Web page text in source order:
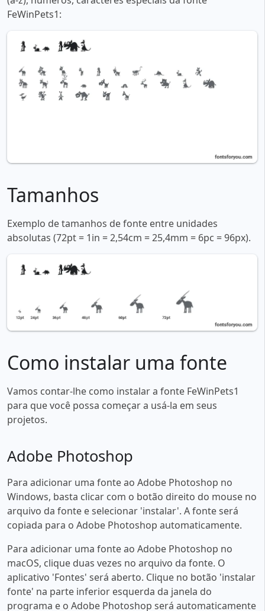
FeWinPets1:
Tamanhos
Exemplo de tamanhos de fonte entre unidades
absolutas (72pt = 1in = 2,54cm = 25,4mm = 6pc = 96px).
Como instalar uma fonte
Vamos contar-lhe como instalar a fonte FeWinPets1
para que você possa começar a usá-la em seus
projetos.
Adobe Photoshop
Para adicionar uma fonte ao Adobe Photoshop no
Windows, basta clicar com o botão direito do mouse no
arquivo da fonte e selecionar 'instalar'. A fonte será
copiada para o Adobe Photoshop automaticamente.
Para adicionar uma fonte ao Adobe Photoshop no
macOS, clique duas vezes no arquivo da fonte. O
aplicativo 'Fontes' será aberto. Clique no botão 'instalar
fonte' na parte inferior esquerda da janela do
programa e o Adobe Photoshop será automaticamente